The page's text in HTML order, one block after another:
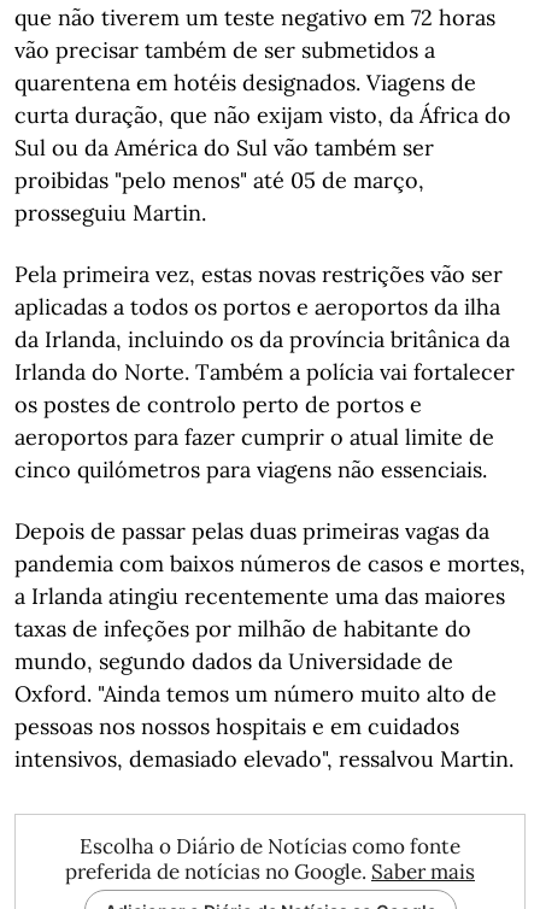
que não tiverem um teste negativo em 72 horas
vão precisar também de ser submetidos a
quarentena em hotéis designados. Viagens de
curta duração, que não exijam visto, da África do
Sul ou da América do Sul vão também ser
proibidas "pelo menos" até 05 de março,
prosseguiu Martin.
Pela primeira vez, estas novas restrições vão ser
aplicadas a todos os portos e aeroportos da ilha
da Irlanda, incluindo os da província britânica da
Irlanda do Norte. Também a polícia vai fortalecer
os postes de controlo perto de portos e
aeroportos para fazer cumprir o atual limite de
cinco quilómetros para viagens não essenciais.
Depois de passar pelas duas primeiras vagas da
pandemia com baixos números de casos e mortes,
a Irlanda atingiu recentemente uma das maiores
taxas de infeções por milhão de habitante do
mundo, segundo dados da Universidade de
Oxford. "Ainda temos um número muito alto de
pessoas nos nossos hospitais e em cuidados
intensivos, demasiado elevado", ressalvou Martin.
Escolha o Diário de Notícias como fonte
preferida de notícias no Google. Saber mais